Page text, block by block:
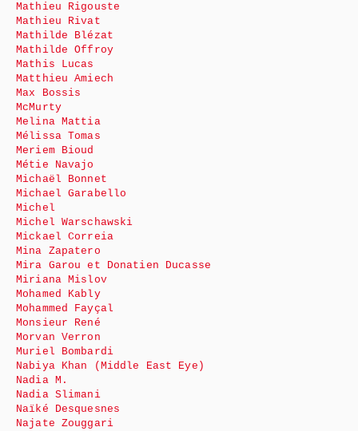
Mathieu Rigouste
Mathieu Rivat
Mathilde Blézat
Mathilde Offroy
Mathis Lucas
Matthieu Amiech
Max Bossis
McMurty
Melina Mattia
Mélissa Tomas
Meriem Bioud
Métie Navajo
Michaël Bonnet
Michael Garabello
Michel
Michel Warschawski
Mickael Correia
Mina Zapatero
Mira Garou et Donatien Ducasse
Miriana Mislov
Mohamed Kably
Mohammed Fayçal
Monsieur René
Morvan Verron
Muriel Bombardi
Nabiya Khan (Middle East Eye)
Nadia M.
Nadia Slimani
Naïké Desquesnes
Najate Zouggari